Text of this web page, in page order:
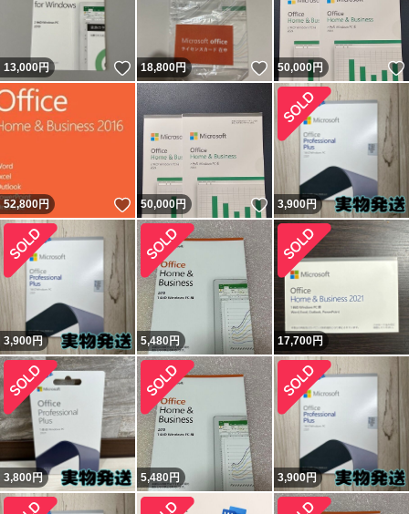
13,000円 いいね！
18,800円 いいね！
50,000円
52,800円 いいね！
50,000円 いいね！
3,900円
3,900円 5,480円 17,700円
3,800円 5,480円 3,900円